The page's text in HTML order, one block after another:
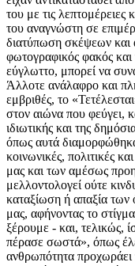
του με τις
του αναγνώστη σε
διατύπωση σκέψεων και
φωτογραφικός φακός
εύγλωττο, μπορεί να
Άλλοτε ανάλαφρο και
εμβριθές, το
στον αιώνα που φεύγει,
ιδιωτικής και της
όπως αυτά
κοινωνικές, πολιτικές
μας και των αμέσως
μελλοντολογεί ούτε
καταξίωση ή απαξία των
μας, αφήνοντας το
ξέρουμε - και, τελικώς,
πέρασε σωστά», όπως
ανθρωπότητα προχωράει